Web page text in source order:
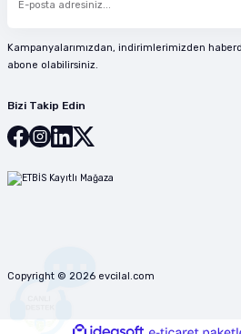
Kampanyalarımızdan, indirimlerimizden
abone olabilirsiniz.
Bizi Takip Edin
Copyright © 2026 evcilal.com
ideasoft